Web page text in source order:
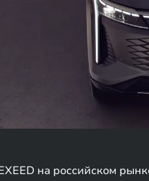
на российском